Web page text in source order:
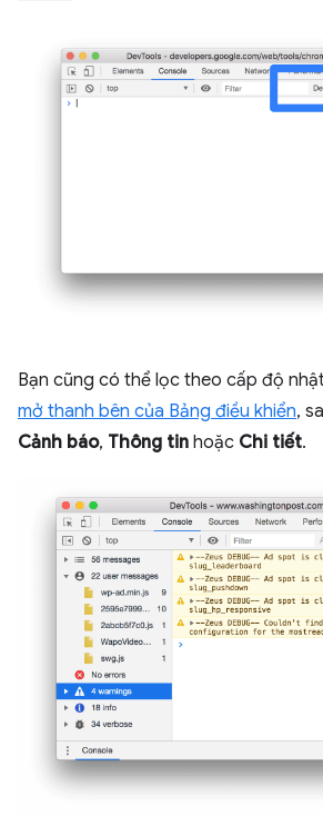
Bạn cũng có thể lọc theo cấp độ
mở thanh bên của Bảng điều khiển,
Cảnh báo, Thông tin hoặc Chi tiết.